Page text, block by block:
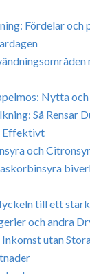
Fördelar och
Nytta
Så Rensar
Effektivt
och
till ett
och andra
Inkomst utan